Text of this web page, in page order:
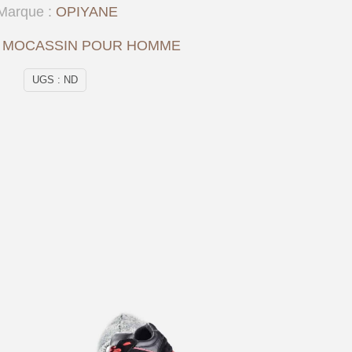
UGS : ND
MOCASSIN POUR HOMME
: OPIYANE